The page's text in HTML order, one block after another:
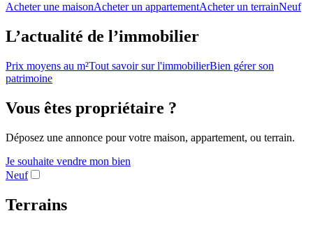
Acheter une maisonAcheter un appartementAcheter un terrainNeuf
L’actualité de l’immobilier
Prix moyens au m²Tout savoir sur l'immobilierBien gérer son
patrimoine
Vous êtes propriétaire ?
Déposez une annonce pour votre maison, appartement, ou terrain.
Je souhaite vendre mon bien
Neuf
Terrains